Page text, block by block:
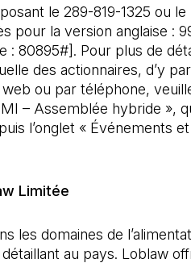
le 289-819-1325 ou
pour la version anglaise :
: 80895#]. Pour plus de
des actionnaires, d’y
ou par téléphone,
– Assemblée hybride »,
l’onglet « Événements et
Limitée
les domaines de
au pays. Loblaw